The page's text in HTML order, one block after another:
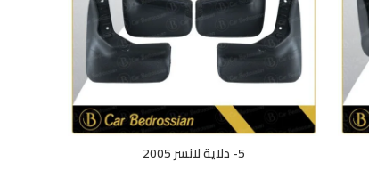
5- دلاية لانسر 2005